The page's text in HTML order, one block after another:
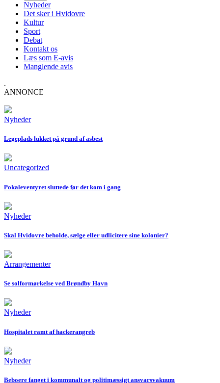
Nyheder
Det sker i Hvidovre
Kultur
Sport
Debat
Kontakt os
Læs som E-avis
Manglende avis
.
ANNONCE
Nyheder
Legeplads lukket på grund af asbest
Uncategorized
Pokaleventyret sluttede før det kom i gang
Nyheder
Skal Hvidovre beholde, sælge eller udlicitere sine kolonier?
Arrangementer
Se solformørkelse ved Brøndby Havn
Nyheder
Hospitalet ramt af hackerangreb
Nyheder
Beboere fanget i kommunalt og politimæssigt ansvarsvakuum